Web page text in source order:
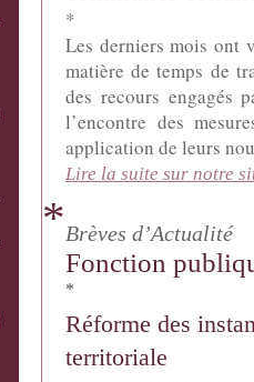
*
Les derniers mois ont
matière de temps de
des recours engagés
l’encontre des
application de leurs
Lire la suite sur notre
*Brèves d’Actualité
Fonction
*
Réforme des
territoriale